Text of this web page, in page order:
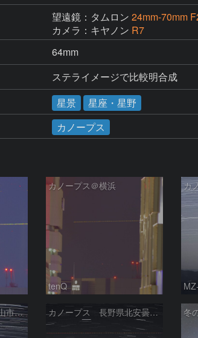
望遠鏡：タムロン 24mm-70mm
カメラ：キヤノン R7
64mm
ステライメージで比較明合成
星景
星座・星野
カノープス
カノープス＠横浜
tenQ
カノープス 岐阜県高山市 2026年2月21日 カノープス 長野県北安曇郡 2026年2月13日 冬